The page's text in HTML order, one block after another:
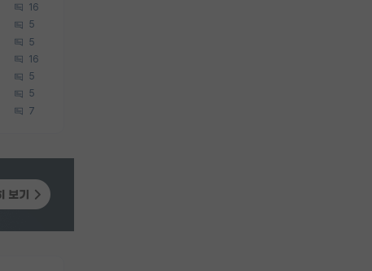
16
5
5
16
5
5
7